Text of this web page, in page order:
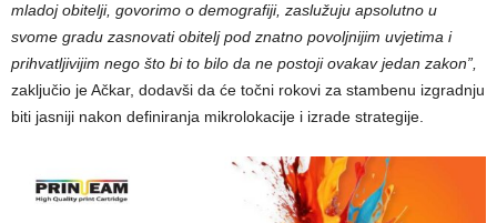
mladoj obitelji, govorimo o demografiji, zaslužuju apsolutno u
svome gradu zasnovati obitelj pod znatno povoljnijim uvjetima i
prihvatljivijim nego što bi to bilo da ne postoji ovakav jedan zakon”,
zaključio je Ačkar, dodavši da će točni rokovi za stambenu izgradnju
biti jasniji nakon definiranja mikrolokacije i izrade strategije.